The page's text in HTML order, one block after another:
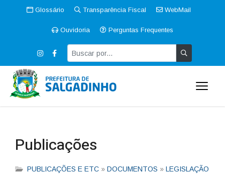
Glossário Transparência Fiscal WebMail
Ouvidoria Perguntas Frequentes
Publicações
PUBLICAÇÕES E ETC » DOCUMENTOS » LEGISLAÇÃO